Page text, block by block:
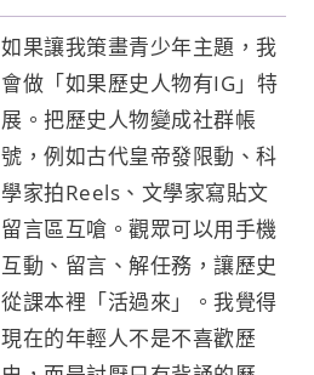
如果讓我策畫青少年主題，我
會做「如果歷史人物有IG」特
展。把歷史人物變成社群帳
號，例如古代皇帝發限動、科
學家拍Reels、文學家寫貼文
留言區互嗆。觀眾可以用手機
互動、留言、解任務，讓歷史
從課本裡「活過來」。我覺得
現在的年輕人不是不喜歡歷